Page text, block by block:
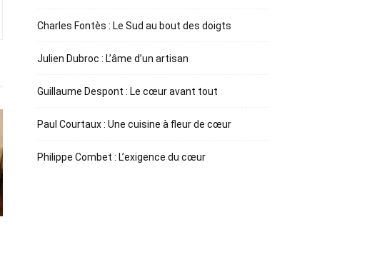
Charles Fontès : Le Sud au bout des doigts
Julien Dubroc : L’âme d’un artisan
Guillaume Despont : Le cœur avant tout
Paul Courtaux : Une cuisine à fleur de cœur
Philippe Combet : L’exigence du cœur